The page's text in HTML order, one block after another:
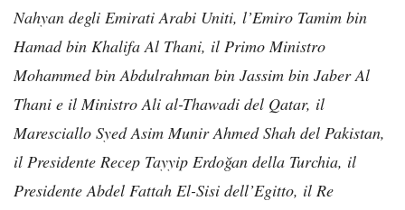
Nahyan degli Emirati Arabi Uniti, l’Emiro Tamim bin
Hamad bin Khalifa Al Thani, il Primo Ministro
Mohammed bin Abdulrahman bin Jassim bin Jaber Al
Thani e il Ministro Ali al-Thawadi del Qatar, il
Maresciallo Syed Asim Munir Ahmed Shah del Pakistan,
il Presidente Recep Tayyip Erdoğan della Turchia, il
Presidente Abdel Fattah El-Sisi dell’Egitto, il Re